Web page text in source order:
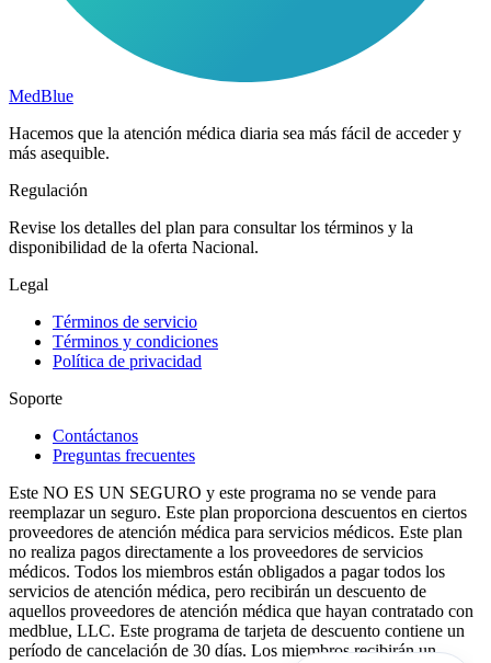
MedBlue
Hacemos que la atención médica diaria sea más fácil de acceder y
más asequible.
Regulación
Revise los detalles del plan para consultar los términos y la
disponibilidad de la oferta Nacional.
Legal
Términos de servicio
Términos y condiciones
Política de privacidad
Soporte
Contáctanos
Preguntas frecuentes
Este NO ES UN SEGURO y este programa no se vende para
reemplazar un seguro. Este plan proporciona descuentos en ciertos
proveedores de atención médica para servicios médicos. Este plan
no realiza pagos directamente a los proveedores de servicios
médicos. Todos los miembros están obligados a pagar todos los
servicios de atención médica, pero recibirán un descuento de
aquellos proveedores de atención médica que hayan contratado con
medblue, LLC. Este programa de tarjeta de descuento contiene un
período de cancelación de 30 días. Los miembros recibirán un